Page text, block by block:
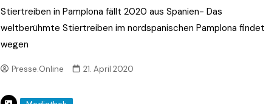
Stiertreiben in Pamplona fällt 2020 aus Spanien- Das
weltberühmte Stiertreiben im nordspanischen Pamplona findet
wegen
Presse.Online 21. April 2020